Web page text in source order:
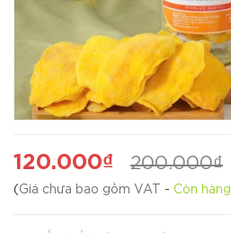
120.000₫ 200.000₫
( Giá chưa bao gồm VAT - Còn hàng